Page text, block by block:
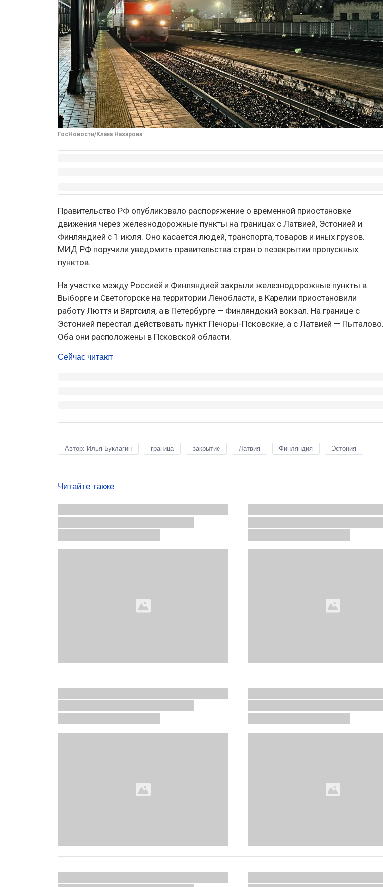
ГосНовости/Клава Назарова
Правительство РФ опубликовало распоряжение о временной приостановке
движения через железнодорожные пункты на границах с Латвией, Эстонией и
Финляндией с 1 июля. Оно касается людей, транспорта, товаров и иных грузов.
МИД РФ поручили уведомить правительства стран о перекрытии пропускных
пунктов.
На участке между Россией и Финляндией закрыли железнодорожные пункты в
Выборге и Светогорске на территории Ленобласти, в Карелии приостановили
работу Люття и Вяртсиля, а в Петербурге — Финляндский вокзал. На границе с
Эстонией перестал действовать пункт Печоры-Псковские, а с Латвией — Пыталово.
Оба они расположены в Псковской области.
Сейчас читают
Автор: Илья Буклагин граница закрытие Латвия Финляндия Эстония
Читайте также